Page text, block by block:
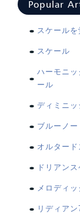
Popular
スケール
スケール
ハーモニ
ール
ディミニ
ブルーノ
オルター
ドリアン
メロディ
リディア